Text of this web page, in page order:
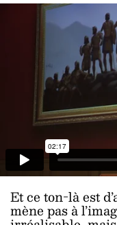
Et ce ton-là est
mène pas à